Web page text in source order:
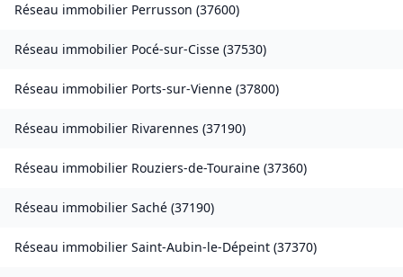
Réseau immobilier Perrusson (37600)
Réseau immobilier Pocé-sur-Cisse (37530)
Réseau immobilier Ports-sur-Vienne (37800)
Réseau immobilier Rivarennes (37190)
Réseau immobilier Rouziers-de-Touraine (37360)
Réseau immobilier Saché (37190)
Réseau immobilier Saint-Aubin-le-Dépeint (37370)